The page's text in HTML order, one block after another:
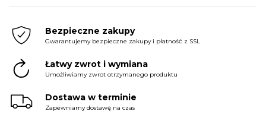
Bezpieczne zakupy
Gwarantujemy bezpieczne zakupy i płatność z SSL
Łatwy zwrot i wymiana
Umożliwiamy zwrot otrzymanego produktu
Dostawa w terminie
Zapewniamy dostawę na czas